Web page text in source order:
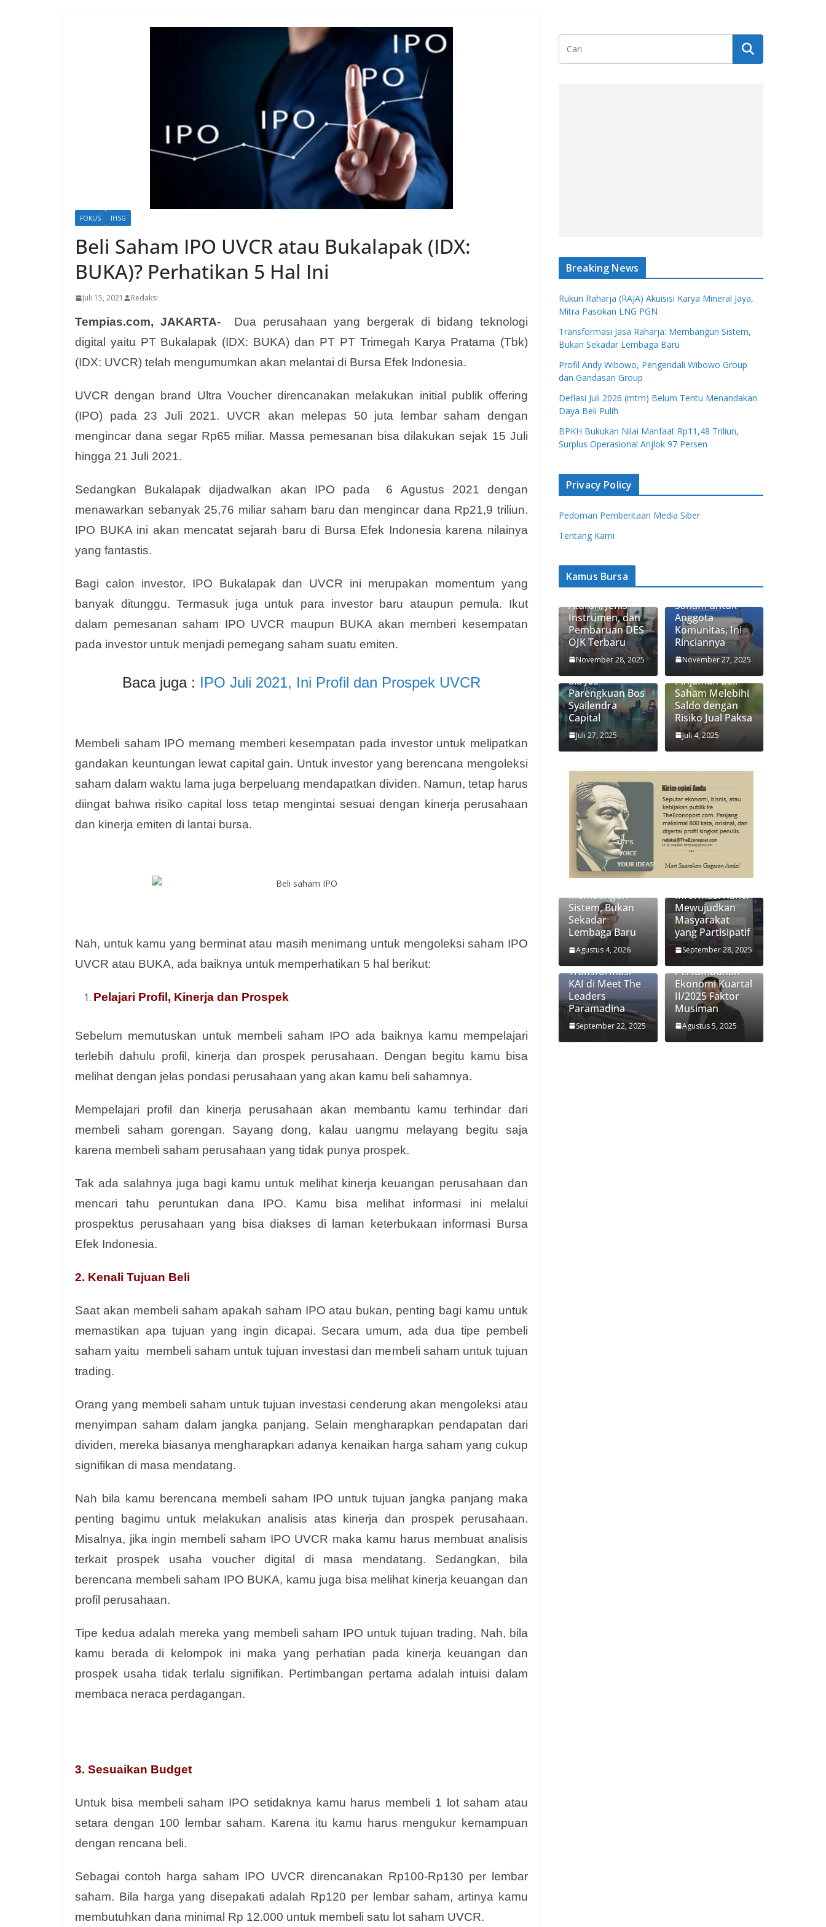
FOKUS IHSG
Beli Saham IPO UVCR atau Bukalapak (IDX:
BUKA)? Perhatikan 5 Hal Ini
Juli 15, 2021 Redaksi
Tempias.com, JAKARTA- Dua perusahaan yang bergerak di bidang teknologi
digital yaitu PT Bukalapak (IDX: BUKA) dan PT PT Trimegah Karya Pratama (Tbk)
(IDX: UVCR) telah mengumumkan akan melantai di Bursa Efek Indonesia.
UVCR dengan brand Ultra Voucher direncanakan melakukan initial publik offering
(IPO) pada 23 Juli 2021. UVCR akan melepas 50 juta lembar saham dengan
mengincar dana segar Rp65 miliar. Massa pemesanan bisa dilakukan sejak 15 Juli
hingga 21 Juli 2021.
Sedangkan Bukalapak dijadwalkan akan IPO pada 6 Agustus 2021 dengan
menawarkan sebanyak 25,76 miliar saham baru dan mengincar dana Rp21,9 triliun.
IPO BUKA ini akan mencatat sejarah baru di Bursa Efek Indonesia karena nilainya
yang fantastis.
Bagi calon investor, IPO Bukalapak dan UVCR ini merupakan momentum yang
banyak ditunggu. Termasuk juga untuk para investor baru ataupun pemula. Ikut
dalam pemesanan saham IPO UVCR maupun BUKA akan memberi kesempatan
pada investor untuk menjadi pemegang saham suatu emiten.
Baca juga : IPO Juli 2021, Ini Profil dan Prospek UVCR
Membeli saham IPO memang memberi kesempatan pada investor untuk melipatkan
gandakan keuntungan lewat capital gain. Untuk investor yang berencana mengoleksi
saham dalam waktu lama juga berpeluang mendapatkan dividen. Namun, tetap harus
diingat bahwa risiko capital loss tetap mengintai sesuai dengan kinerja perusahaan
dan kinerja emiten di lantai bursa.
Nah, untuk kamu yang berminat atau masih menimang untuk mengoleksi saham IPO
UVCR atau BUKA, ada baiknya untuk memperhatikan 5 hal berikut:
Pelajari Profil, Kinerja dan Prospek
Sebelum memutuskan untuk membeli saham IPO ada baiknya kamu mempelajari
terlebih dahulu profil, kinerja dan prospek perusahaan. Dengan begitu kamu bisa
melihat dengan jelas pondasi perusahaan yang akan kamu beli sahamnya.
Mempelajari profil dan kinerja perusahaan akan membantu kamu terhindar dari
membeli saham gorengan. Sayang dong, kalau uangmu melayang begitu saja
karena membeli saham perusahaan yang tidak punya prospek.
Tak ada salahnya juga bagi kamu untuk melihat kinerja keuangan perusahaan dan
mencari tahu peruntukan dana IPO. Kamu bisa melihat informasi ini melalui
prospektus perusahaan yang bisa diakses di laman keterbukaan informasi Bursa
Efek Indonesia.
2. Kenali Tujuan Beli
Saat akan membeli saham apakah saham IPO atau bukan, penting bagi kamu untuk
memastikan apa tujuan yang ingin dicapai. Secara umum, ada dua tipe pembeli
saham yaitu membeli saham untuk tujuan investasi dan membeli saham untuk tujuan
trading.
Orang yang membeli saham untuk tujuan investasi cenderung akan mengoleksi atau
menyimpan saham dalam jangka panjang. Selain mengharapkan pendapatan dari
dividen, mereka biasanya mengharapkan adanya kenaikan harga saham yang cukup
signifikan di masa mendatang.
Nah bila kamu berencana membeli saham IPO untuk tujuan jangka panjang maka
penting bagimu untuk melakukan analisis atas kinerja dan prospek perusahaan.
Misalnya, jika ingin membeli saham IPO UVCR maka kamu harus membuat analisis
terkait prospek usaha voucher digital di masa mendatang. Sedangkan, bila
berencana membeli saham IPO BUKA, kamu juga bisa melihat kinerja keuangan dan
profil perusahaan.
Tipe kedua adalah mereka yang membeli saham IPO untuk tujuan trading, Nah, bila
kamu berada di kelompok ini maka yang perhatian pada kinerja keuangan dan
prospek usaha tidak terlalu signifikan. Pertimbangan pertama adalah intuisi dalam
membaca neraca perdagangan.
3. Sesuaikan Budget
Untuk bisa membeli saham IPO setidaknya kamu harus membeli 1 lot saham atau
setara dengan 100 lembar saham. Karena itu kamu harus mengukur kemampuan
dengan rencana beli.
Sebagai contoh harga saham IPO UVCR direncanakan Rp100-Rp130 per lembar
saham. Bila harga yang disepakati adalah Rp120 per lembar saham, artinya kamu
membutuhkan dana minimal Rp 12.000 untuk membeli satu lot saham UVCR.
Breaking News
Rukun Raharja (RAJA) Akuisisi Karya Mineral Jaya,
Mitra Pasokan LNG PGN
Transformasi Jasa Raharja: Membangun Sistem,
Bukan Sekadar Lembaga Baru
Profil Andy Wibowo, Pengendali Wibowo Group
dan Gandasari Group
Deflasi Juli 2026 (mtm) Belum Tentu Menandakan
Daya Beli Pulih
BPKH Bukukan Nilai Manfaat Rp11,48 Triliun,
Surplus Operasional Anjlok 97 Persen
Privacy Policy
Pedoman Pemberitaan Media Siber
Tentang Kami
Kamus Bursa
Apa Itu Saham
Aturan, Jenis
Instrumen, dan
Pembaruan DES
OJK Terbaru
November 28, 2025
Saham untuk
Anggota
Komunitas, Ini
Rinciannya
November 27, 2025
3 Strategi
ala Jos
Parengkuan Bos
Syailendra
Capital
Juli 27, 2025
Apa Itu Fitur
Pinjaman Beli
Saham Melebihi
Saldo dengan
Risiko Jual Paksa
Juli 4, 2025
Transformasi
Membangun
Sistem, Bukan
Sekadar
Lembaga Baru
Agustus 4, 2026
Informasi Kunci
Mewujudkan
Masyarakat
yang Partisipatif
September 28, 2025
Didiek
Hartantyo
Ungkap Kunci
Transformasi
KAI di Meet The
Leaders
Paramadina
September 22, 2025
Ekonom
Paramadina
Handi Risza:
Pertumbuhan
Ekonomi Kuartal
II/2025 Faktor
Musiman
Agustus 5, 2025